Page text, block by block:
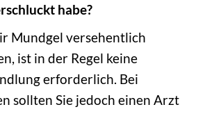
habe?
Mundgel versehentlich
ist in der Regel keine
erforderlich. Bei
sollten Sie jedoch einen Arzt